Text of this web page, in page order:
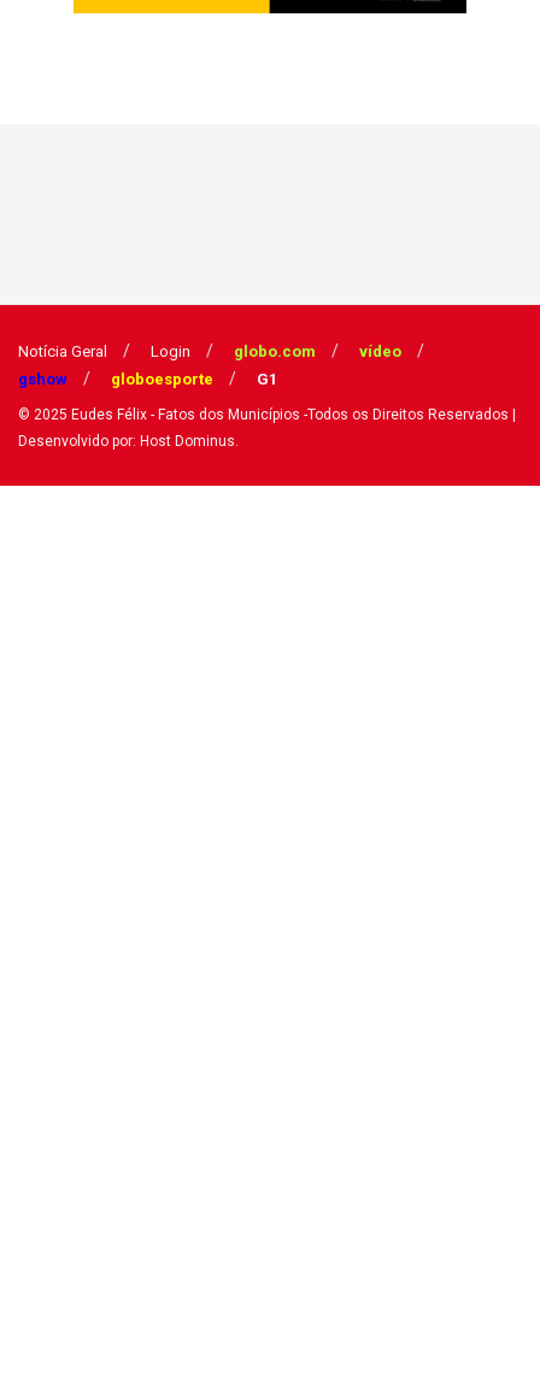
Notícia Geral Login globo.com
vídeo
gshow
globoesporte G1
© 2025 Eudes Félix - Fatos dos Municípios -Todos os Direitos Reservados
Desenvolvido por: Host Dominus.